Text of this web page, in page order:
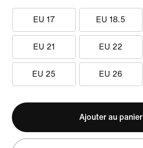
EU 17 EU 18.5
EU 21 EU 22
EU 25 EU 26
Ajouter au panier